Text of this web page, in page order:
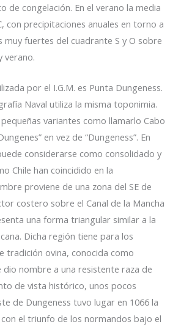
de congelación. En el verano la media
con precipitaciones anuales en torno a
muy fuertes del cuadrante S y O sobre
verano.
por el I.G.M. es Punta Dungeness.
Naval utiliza la misma toponimia.
variantes como llamarlo Cabo
en vez de “Dungeness”. En
considerarse como consolidado y
Chile han coincidido en la
proviene de una zona del SE de
costero sobre el Canal de la Mancha
una forma triangular similar a la
Dicha región tiene para los
tradición ovina, conocida como
dio nombre a una resistente raza de
de vista histórico, unos pocos
de Dungeness tuvo lugar en 1066 la
el triunfo de los normandos bajo el